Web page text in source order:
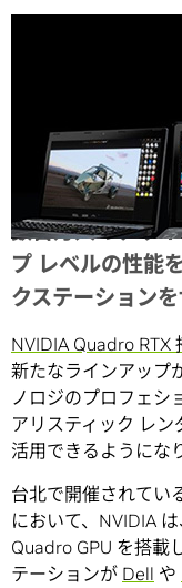
数百万人のデザ
プ レベルの性能
クステーション
NVIDIA Quadro RTX
新たなラインアップ
ノロジのプロフェシ
アリスティック レン
活用できるようにな
台北で開催されてい
において、NVIDIA
Quadro GPU を搭載
テーションが Dell や